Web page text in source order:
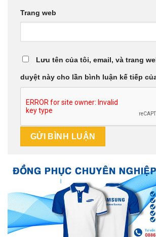
Trang web
Lưu tên của tôi, email, và trang
duyệt này cho lần bình luận kế tiếp